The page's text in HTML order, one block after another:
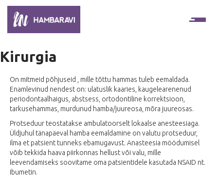
Kirurgia
On mitmeid põhjuseid , mille tõttu hammas tuleb eemaldada.
Enamlevinud nendest on: ulatuslik kaaries, kaugelearenenud
periodontaalhaigus, abstsess, ortodontiline korrektsioon,
tarkusehammas, murdunud hamba/juureosa, mõra juureosas.
Protseduur teostatakse ambulatoorselt lokaalse anesteesiaga.
Üldjuhul tänapäeval hamba eemaldamine on valutu protseduur,
ilma et patsient tunneks ebamugavust. Anasteesia möödumisel
võib tekkida haava piirkonnas hellust või valu, mille
leevendamiseks soovitame oma patsientidele kasutada NSAID nt.
Ibumetin.